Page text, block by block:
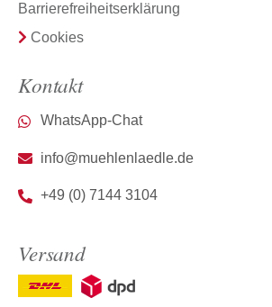
Barrierefreiheitserklärung
Cookies
Kontakt
WhatsApp-Chat
info@muehlenlaedle.de
+49 (0) 7144 3104
Versand